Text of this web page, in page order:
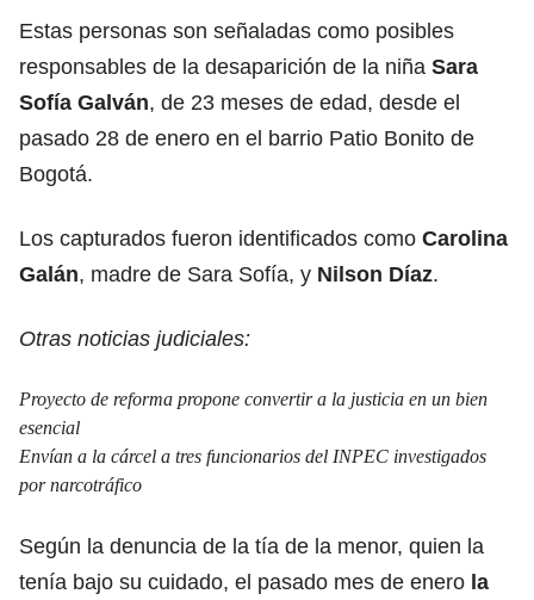
Estas personas son señaladas como posibles
responsables de la desaparición de la niña Sara
Sofía Galván, de 23 meses de edad, desde el
pasado 28 de enero en el barrio Patio Bonito de
Bogotá.
Los capturados fueron identificados como Carolina
Galán, madre de Sara Sofía, y Nilson Díaz.
Otras noticias judiciales:
Proyecto de reforma propone convertir a la justicia en un bien
esencial
Envían a la cárcel a tres funcionarios del INPEC investigados
por narcotráfico
Según la denuncia de la tía de la menor, quien la
tenía bajo su cuidado, el pasado mes de enero la